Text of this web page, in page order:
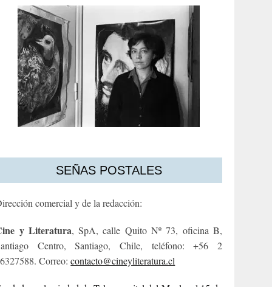
SEÑAS POSTALES
comercial y de la redacción:
y Literatura, SpA, calle Quito Nº 73, oficina B,
Centro, Santiago, Chile, teléfono: +56 2
Correo:contacto@cineyliteratura.cl